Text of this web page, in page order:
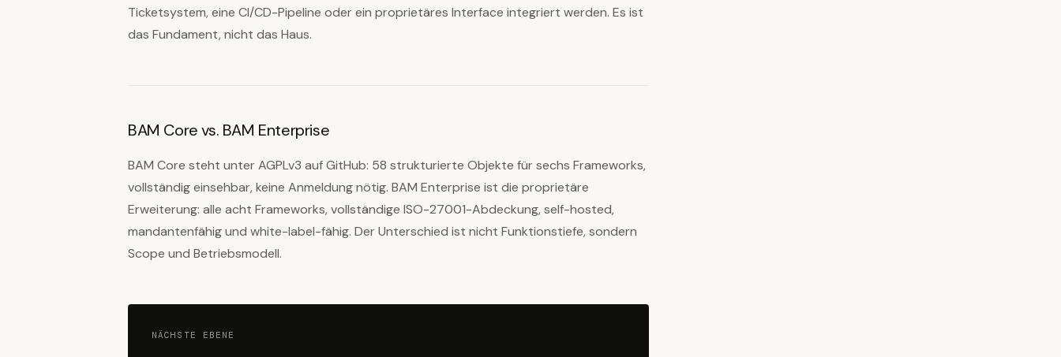
Ticketsystem, eine CI/CD-Pipeline oder ein proprietäres Interface integriert werden. Es ist
das Fundament, nicht das Haus.
BAM Core vs. BAM Enterprise
BAM Core steht unter AGPLv3 auf GitHub: 58 strukturierte Objekte für sechs Frameworks,
vollständig einsehbar, keine Anmeldung nötig. BAM Enterprise ist die proprietäre
Erweiterung: alle acht Frameworks, vollständige ISO-27001-Abdeckung, self-hosted,
mandantenfähig und white-label-fähig. Der Unterschied ist nicht Funktionstiefe, sondern
Scope und Betriebsmodell.
NÄCHSTE EBENE